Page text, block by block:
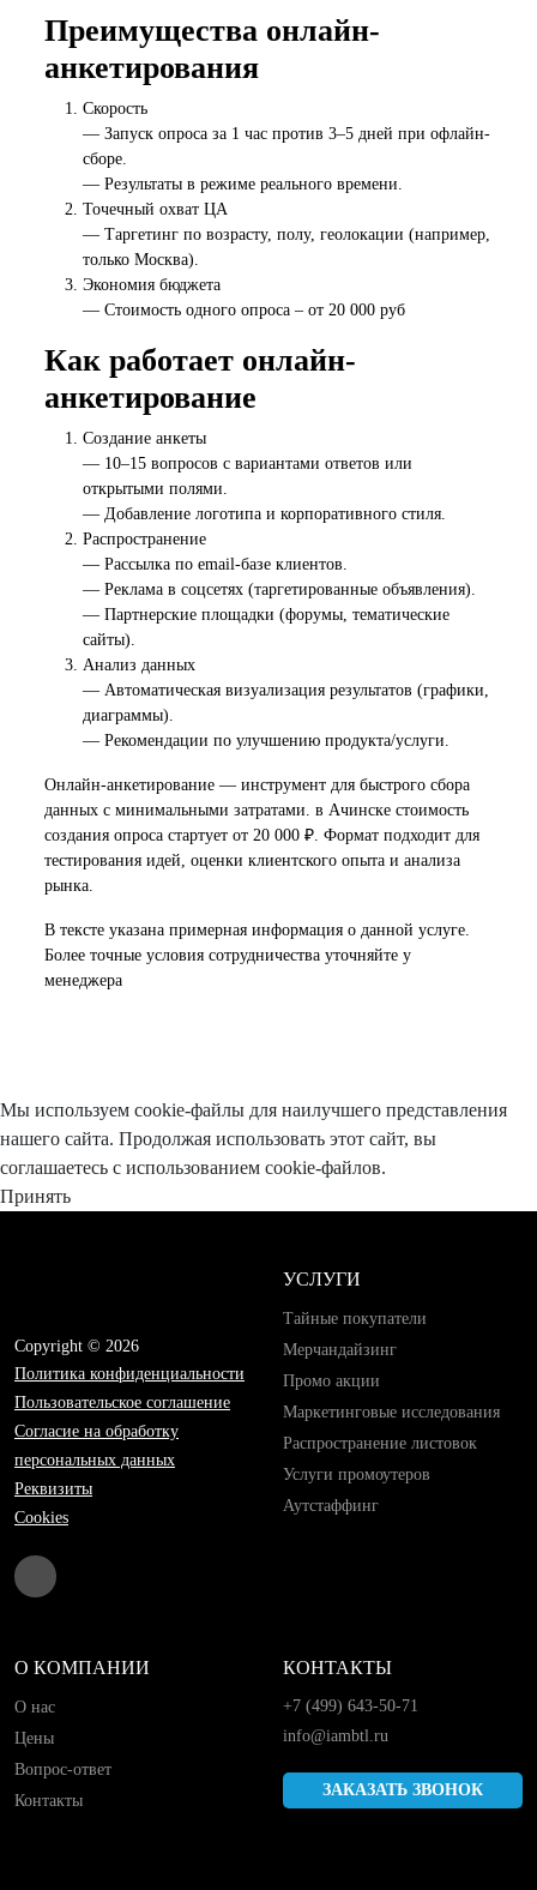
Преимущества онлайн-
анкетирования
Скорость
— Запуск опроса за 1 час против 3–5 дней при офлайн-
сборе.
— Результаты в режиме реального времени.
Точечный охват ЦА
— Таргетинг по возрасту, полу, геолокации (например,
только Москва).
Экономия бюджета
— Стоимость одного опроса – от 20 000 руб
Как работает онлайн-
анкетирование
Создание анкеты
— 10–15 вопросов с вариантами ответов или
открытыми полями.
— Добавление логотипа и корпоративного стиля.
Распространение
— Рассылка по email-базе клиентов.
— Реклама в соцсетях (таргетированные объявления).
— Партнерские площадки (форумы, тематические
сайты).
Анализ данных
— Автоматическая визуализация результатов (графики,
диаграммы).
— Рекомендации по улучшению продукта/услуги.
Онлайн-анкетирование — инструмент для быстрого сбора
данных с минимальными затратами. в Ачинске стоимость
создания опроса стартует от 20 000 ₽. Формат подходит для
тестирования идей, оценки клиентского опыта и анализа
рынка.
В тексте указана примерная информация о данной услуге.
Более точные условия сотрудничества уточняйте у
менеджера
Мы используем cookie-файлы для наилучшего представления
нашего сайта. Продолжая использовать этот сайт, вы
соглашаетесь с использованием cookie-файлов.
Принять
Copyright © 2026
Политика конфиденциальности
Пользовательское соглашение
Согласие на обработку
персональных данных
Реквизиты
Cookies
УСЛУГИ
Тайные покупатели
Мерчандайзинг
Промо акции
Маркетинговые исследования
Распространение листовок
Услуги промоутеров
Аутстаффинг
О КОМПАНИИ
О нас
Цены
Вопрос-ответ
Контакты
КОНТАКТЫ
+7 (499) 643-50-71
info@iambtl.ru
ЗАКАЗАТЬ ЗВОНОК